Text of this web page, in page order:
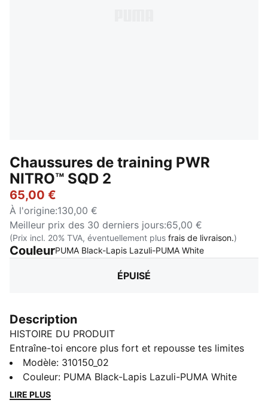
Chaussures de training PWR
NITRO™ SQD 2
65,00 €
À l'origine:130,00 €
Meilleur prix des 30 derniers jours:65,00 €
(Prix incl. 20% TVA, éventuellement plus frais de livraison.)
CouleurPUMA Black-Lapis Lazuli-PUMA White:
ÉPUISÉ
Description
HISTOIRE DU PRODUIT
Entraîne-toi encore plus fort et repousse tes limites
avec la PWR NITRO™ SQD 2. La technologie NITRO™
SQD donne un maximum d’énergie, d’explosivité et de
soutien à chaque foulée. Avec le PUMAGRIP, la paire
Modèle: 310150_02
Couleur: PUMA Black-Lapis Lazuli-PUMA White
LIRE PLUS